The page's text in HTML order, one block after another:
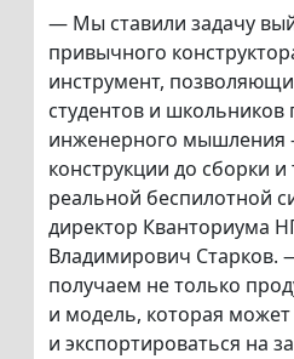
— Мы ставили задачу
привычного
инструмент,
студентов и
инженерного мышления
конструкции до сборки и
реальной беспилотной
директор Кванториума
Владимирович Старков.
получаем не только
и модель, которая
и экспортироваться на